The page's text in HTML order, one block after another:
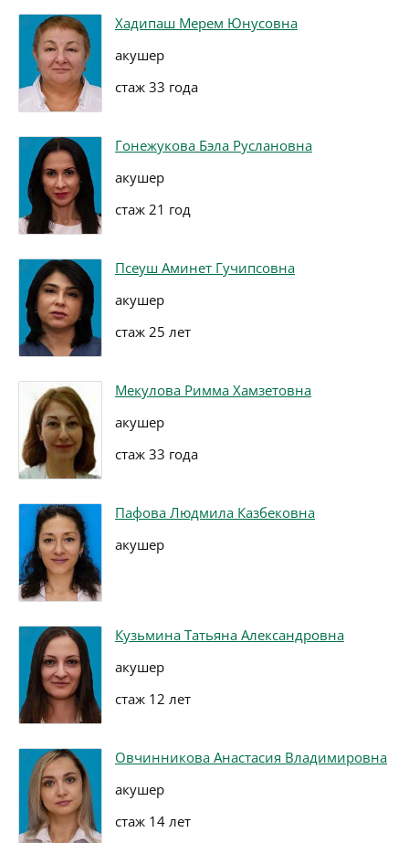
Хадипаш Мерем Юнусовна
акушер
стаж 33 года
Гонежукова Бэла Руслановна
акушер
стаж 21 год
Псеуш Аминет Гучипсовна
акушер
стаж 25 лет
Мекулова Римма Хамзетовна
акушер
стаж 33 года
Пафова Людмила Казбековна
акушер
Кузьмина Татьяна Александровна
акушер
стаж 12 лет
Овчинникова Анастасия Владимировна
акушер
стаж 14 лет